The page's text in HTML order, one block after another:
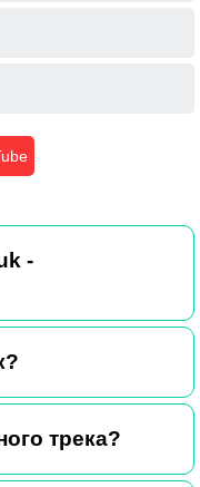
-
трека?